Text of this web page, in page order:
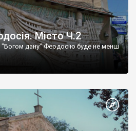
Місто Ч.2
"Богом дану" Феодосію буде не менш